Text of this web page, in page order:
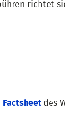
richtet
Factsheet des